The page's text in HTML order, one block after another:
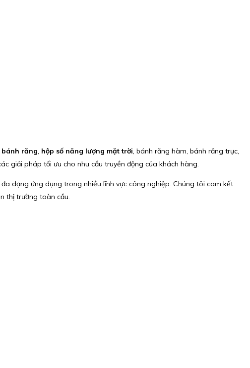
bánh răng, hộp số năng lượng mặt trời, bánh răng hàm, bánh răng trục,
giải pháp tối ưu cho nhu cầu truyền động của khách hàng.
dạng ứng dụng trong nhiều lĩnh vực công nghiệp. Chúng tôi cam kết
thị trường toàn cầu.